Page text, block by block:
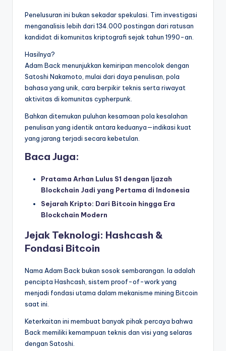
Penelusuran ini bukan sekadar spekulasi. Tim investigasi
menganalisis lebih dari 134.000 postingan dari ratusan
kandidat di komunitas kriptografi sejak tahun 1990-an.
Hasilnya?
Adam Back menunjukkan kemiripan mencolok dengan
Satoshi Nakamoto, mulai dari daya penulisan, pola
bahasa yang unik, cara berpikir teknis serta riwayat
aktivitas di komunitas cypherpunk.
Bahkan ditemukan puluhan kesamaan pola kesalahan
penulisan yang identik antara keduanya—indikasi kuat
yang jarang terjadi secara kebetulan.
Baca Juga:
Pratama Arhan Lulus S1 dengan Ijazah
Blockchain Jadi yang Pertama di Indonesia
Sejarah Kripto: Dari Bitcoin hingga Era
Blockchain Modern
Jejak Teknologi: Hashcash &
Fondasi Bitcoin
Nama Adam Back bukan sosok sembarangan. Ia adalah
pencipta Hashcash, sistem proof-of-work yang
menjadi fondasi utama dalam mekanisme mining Bitcoin
saat ini.
Keterkaitan ini membuat banyak pihak percaya bahwa
Back memiliki kemampuan teknis dan visi yang selaras
dengan Satoshi.